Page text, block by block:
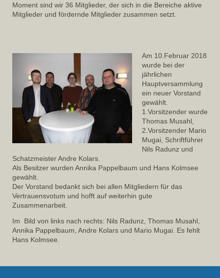
Moment sind wir 36 Mitglieder, der sich in die Bereiche aktive
Mitglieder und fördernde Mitglieder zusammen setzt.
Am 10.Februar 2018
wurde bei der
jährlichen
Hauptversammlung
ein neuer Vorstand
gewählt.
1.Vorsitzender wurde
Thomas Musahl,
2.Vorsitzender Mario
Mugai, Schriftführer
Nils Radunz und
Schatzmeister Andre Kolars.
Als Besitzer wurden Annika Pappelbaum und Hans Kolmsee
gewählt.
Der Vorstand bedankt sich bei allen Mitgliedern für das
Vertrauensvotum und hofft auf weiterhin gute
Zusammenarbeit.
Im Bild von links nach rechts: Nils Radunz, Thomas Musahl,
Annika Pappelbaum, Andre Kolars und Mario Mugai. Es fehlt
Hans Kolmsee.